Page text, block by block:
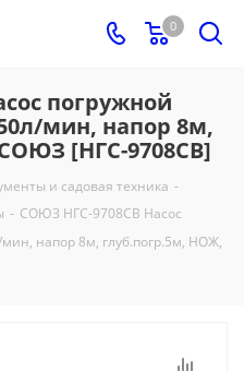
0
погружной
мин, напор 8м,
[НГС-9708СВ]
и садовая техника -
- СОЮЗ НГС-9708СВ Насос
напор 8м, глуб.погр.5м, НОЖ,